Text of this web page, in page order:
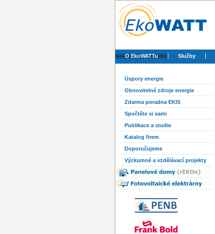
O EkoWATTu Služby
Úspory energie
Obnovitelné zdroje energie
Zdarma poradna EKIS
Spočtěte si sami
Publikace a studie
Katalog firem
Doporučujeme
Výzkumné a vzdělávací projekty